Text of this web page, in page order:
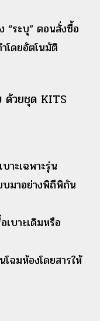
“ระบุ” ตอนสั่งซื้อ
โดยอัตโนมัติ
ด้วยชุด KITS
าะเฉพาะรุ่น
มาอย่างพิถีพิถัน
เบาะเดิมหรือ
ฉมห้องโดยสารให้